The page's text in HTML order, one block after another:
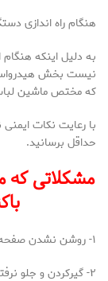
هنگام راه اندازی
به دلیل اینکه
نیست بخش
که مختص ماشین
با رعایت نکات
حداقل برسانید.
مشکلاتی که
۱- روشن نشدن صفحه نمایش ماشین لباسشویی
۲- گیرکردن و جلو نرفتن برنامه تنظیم شده در یکی از مراحل